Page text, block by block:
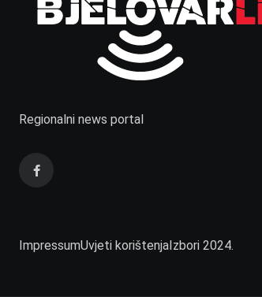
Regionalni news portal
ImpressumUvjeti korištenjaIzbori 2024.